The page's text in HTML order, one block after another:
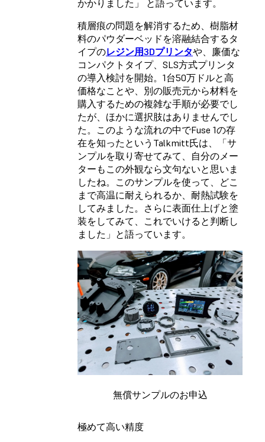
かかりました」 と語っています。
積層痕の問題を解消するため、樹脂材
料のパウダーベッドを溶融結合するタ
イプのレジン用3Dプリンタや、廉価な
コンパクトタイプ、SLS方式プリンタ
の導入検討を開始。1台50万ドルと高
価格なことや、別の販売元から材料を
購入するための複雑な手順が必要でし
たが、ほかに選択肢はありませんでし
た。このような流れの中でFuse 1の存
在を知ったというTalkmitt氏は、「サ
ンプルを取り寄せてみて、自分のメー
ターもこの外観なら文句ないと思いま
したね。このサンプルを使って、どこ
まで高温に耐えられるか、耐熱試験を
してみました。さらに表面仕上げと塗
装をしてみて、これでいけると判断し
ました」と語っています。
無償サンプルのお申込
極めて高い精度